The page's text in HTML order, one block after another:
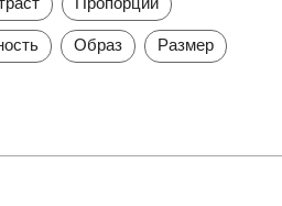
Образ Размер